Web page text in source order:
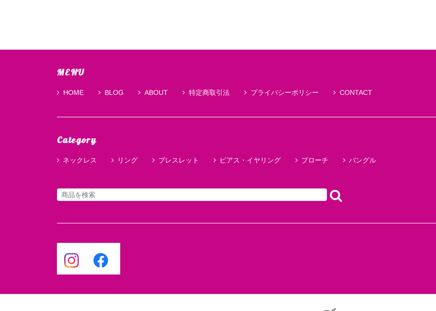
MENU
HOME BLOG ABOUT 特定商取引法 プライバシーポリシー CONTACT
Category
ネックレス リング ブレスレット ピアス・イヤリング ブローチ バングル